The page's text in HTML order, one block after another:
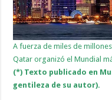
A fuerza de miles de
Qatar organizó el Mundial
(*) Texto publicado en
gentileza de su autor).